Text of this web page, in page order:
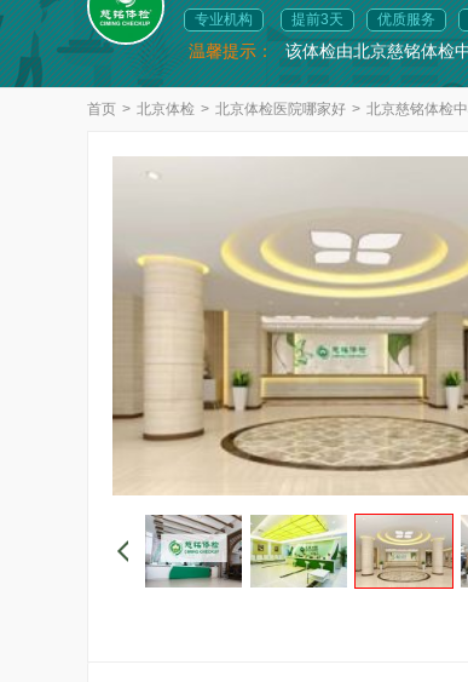
专业机构 提前3天 优质服务
温馨提示： 该体检由北京慈铭体检
首页 > 北京体检 > 北京体检医院哪家好 > 北京慈铭体检